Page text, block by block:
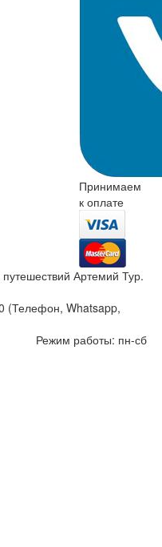
Принимаем
к оплате
Артемий Тур.
(Телефон, Whatsapp,
Режим работы: пн-сб